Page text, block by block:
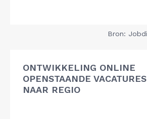
Bron:
ONTWIKKELING ONLINE
OPENSTAANDE VACATURES
NAAR REGIO